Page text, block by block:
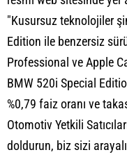
"Kusursuz teknolojiler
Edition ile benzersiz
Professional ve Apple
BMW 520i Special
%0,79 faiz oranı ve
Otomotiv Yetkili
doldurun, biz sizi